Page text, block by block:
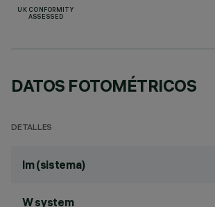
UK CONFORMITY
ASSESSED
DATOS FOTOMÉTRICOS
DETALLES
lm (sistema)
W system